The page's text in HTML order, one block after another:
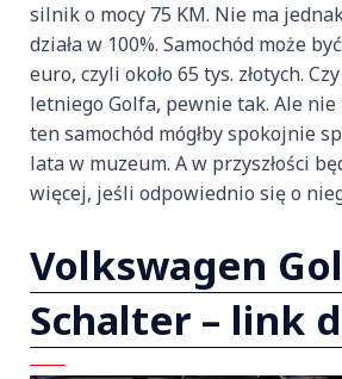
silnik o mocy 75 KM. Nie ma
działa w 100%. Samochód może
euro, czyli około 65 tys. złotych.
letniego Golfa, pewnie tak. Ale nie
ten samochód mógłby spokojnie
lata w muzeum. A w przyszłości
więcej, jeśli odpowiednio się o
Volkswagen
Schalter – link